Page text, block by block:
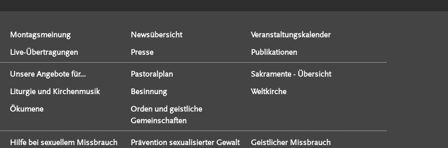
Montagsmeinung Newsübersicht
Veranstaltungskalender
Live-Übertragungen
Presse Publikationen
Unsere Angebote für... Pastoralplan
Sakramente - Übersicht
Liturgie und Kirchenmusik
Besinnung
Weltkirche
Ökumene
Orden und geistliche
Gemeinschaften
Hilfe bei sexuellem Missbrauch Prävention sexualisierter Gewalt
Geistlicher Missbrauch